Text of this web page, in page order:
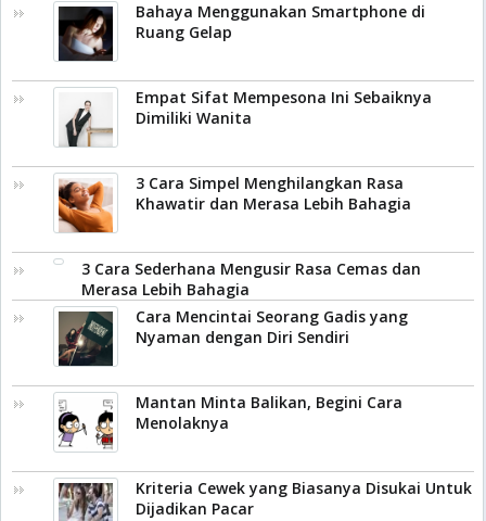
Bahaya Menggunakan Smartphone di
Ruang Gelap
Empat Sifat Mempesona Ini Sebaiknya
Dimiliki Wanita
3 Cara Simpel Menghilangkan Rasa
Khawatir dan Merasa Lebih Bahagia
3 Cara Sederhana Mengusir Rasa Cemas dan
Merasa Lebih Bahagia
Cara Mencintai Seorang Gadis yang
Nyaman dengan Diri Sendiri
Mantan Minta Balikan, Begini Cara
Menolaknya
Kriteria Cewek yang Biasanya Disukai Untuk
Dijadikan Pacar